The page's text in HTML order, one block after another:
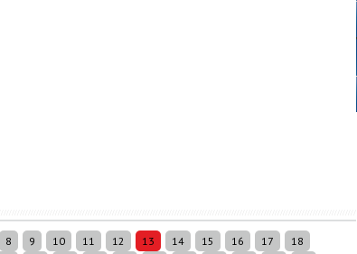
8 9 10 11 12 13 14 15 16 17 18